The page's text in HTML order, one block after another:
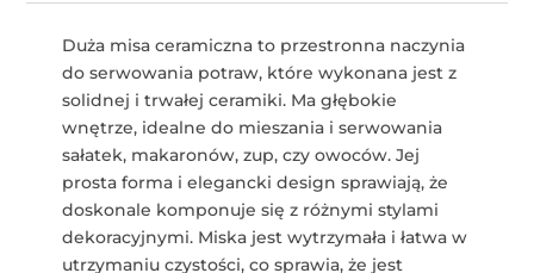
Duża misa ceramiczna to przestronna naczynia
do serwowania potraw, które wykonana jest z
solidnej i trwałej ceramiki. Ma głębokie
wnętrze, idealne do mieszania i serwowania
sałatek, makaronów, zup, czy owoców. Jej
prosta forma i elegancki design sprawiają, że
doskonale komponuje się z różnymi stylami
dekoracyjnymi. Miska jest wytrzymała i łatwa w
utrzymaniu czystości, co sprawia, że jest